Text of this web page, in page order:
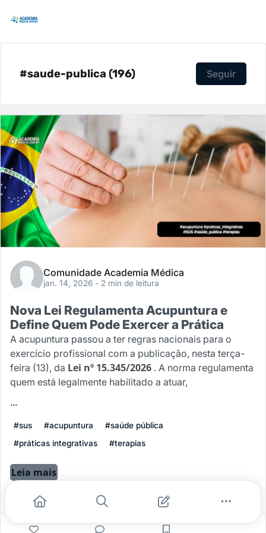
#saude-publica (196) Seguir
Comunidade Academia Médica
jan. 14, 2026 - 2 min de leitura
Nova Lei Regulamenta Acupuntura e
Define Quem Pode Exercer a Prática
A acupuntura passou a ter regras nacionais para o
exercício profissional com a publicação, nesta terça-
feira (13), da Lei nº 15.345/2026 . A norma regulamenta
quem está legalmente habilitado a atuar,
...
#sus #acupuntura
#saúde pública
#práticas integrativas
#terapias
Leia mais